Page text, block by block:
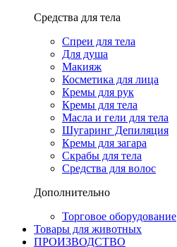
Средства для тела
Спреи для тела
Для душа
Макияж
Косметика для лица
Кремы для рук
Кремы для тела
Масла и гели для тела
Шугаринг Депиляция
Кремы для загара
Скрабы для тела
Средства для волос
Дополнительно
Торговое оборудование
Товары для животных
ПРОИЗВОДСТВО